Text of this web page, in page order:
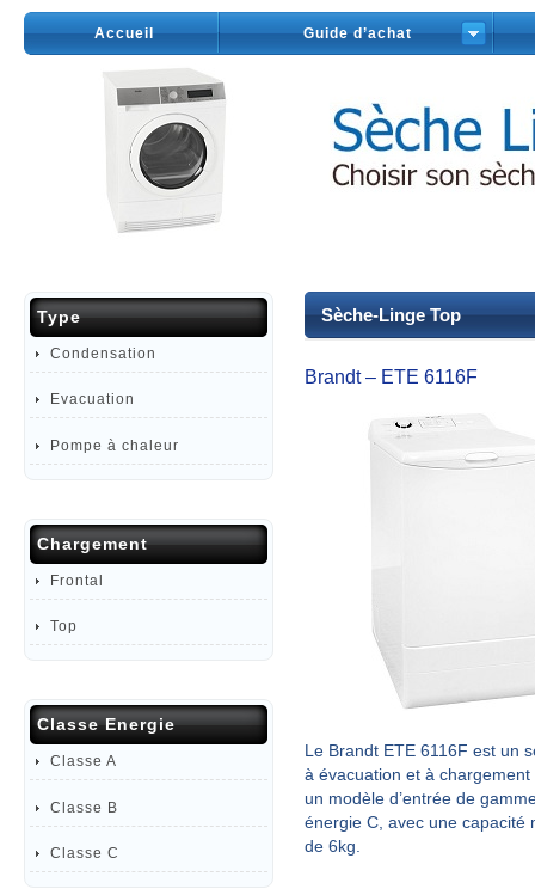
Accueil Guide d’achat
Sèche-Linge Top
Brandt – ETE 6116F
Le Brandt ETE 6116F est un
à évacuation et à chargement
un modèle d’entrée de
énergie C, avec une capacité
de 6kg.
Type
Condensation
Evacuation
Pompe à chaleur
Chargement
Frontal
Top
Classe Energie
Classe A
Classe B
Classe C